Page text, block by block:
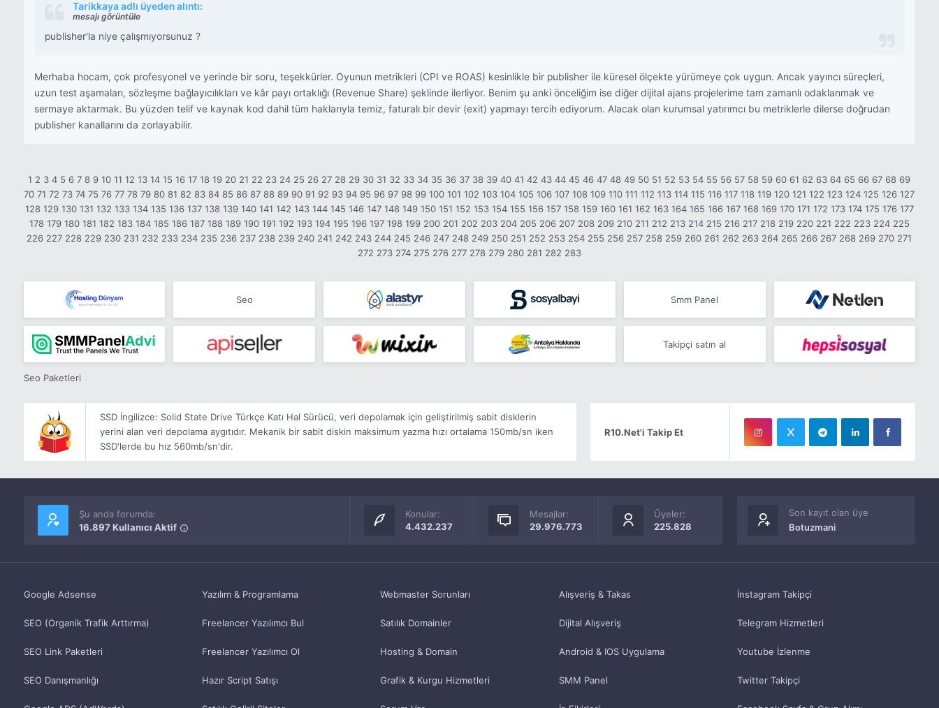
Tarikkaya adlı üyeden alıntı:
mesajı görüntüle
publisher'la niye çalışmıyorsunuz ?
Merhaba hocam, çok profesyonel ve yerinde bir soru, teşekkürler. Oyunun metrikleri (CPI ve ROAS) kesinlikle bir publisher ile küresel ölçekte yürümeye çok uygun. Ancak yayıncı süreçleri,
uzun test aşamaları, sözleşme bağlayıcılıkları ve kâr payı ortaklığı (Revenue Share) şeklinde ilerliyor. Benim şu anki önceliğim ise diğer dijital ajans projelerime tam zamanlı odaklanmak ve
sermaye aktarmak. Bu yüzden telif ve kaynak kod dahil tüm haklarıyla temiz, faturalı bir devir (exit) yapmayı tercih ediyorum. Alacak olan kurumsal yatırımcı bu metriklerle dilerse doğrudan
publisher kanallarını da zorlayabilir.
1 2 3 4 5 6 7 8 9 10 11 12 13 14 15 16 17 18 19 20 21 22 23 24 25 26 27 28 29 30 31 32 33 34 35 36 37 38 39 40 41 42 43 44 45 46 47 48 49 50 51 52 53 54 55 56 57 58 59 60 61 62 63 64 65 66 67 68 69
70 71 72 73 74 75 76 77 78 79 80 81 82 83 84 85 86 87 88 89 90 91 92 93 94 95 96 97 98 99 100 101 102 103 104 105 106 107 108 109 110 111 112 113 114 115 116 117 118 119 120 121 122 123 124 125 126 127
128 129 130 131 132 133 134 135 136 137 138 139 140 141 142 143 144 145 146 147 148 149 150 151 152 153 154 155 156 157 158 159 160 161 162 163 164 165 166 167 168 169 170 171 172 173 174 175 176 177
178 179 180 181 182 183 184 185 186 187 188 189 190 191 192 193 194 195 196 197 198 199 200 201 202 203 204 205 206 207 208 209 210 211 212 213 214 215 216 217 218 219 220 221 222 223 224 225
226 227 228 229 230 231 232 233 234 235 236 237 238 239 240 241 242 243 244 245 246 247 248 249 250 251 252 253 254 255 256 257 258 259 260 261 262 263 264 265 266 267 268 269 270 271
272 273 274 275 276 277 278 279 280 281 282 283
Seo Smm Panel
Takipçi satın al
Seo Paketleri
SSD İngilizce: Solid State Drive Türkçe Katı Hal Sürücü, veri depolamak için geliştirilmiş sabit disklerin
yerini alan veri depolama aygıtıdır. Mekanik bir sabit diskin maksimum yazma hızı ortalama 150mb/sn iken
SSD'lerde bu hız 560mb/sn'dir.
R10.Net'i Takip Et
Şu anda forumda:
16.897 Kullanıcı Aktif
Konular:
4.432.237
Mesajlar:
29.976.773
Üyeler:
225.828
Son kayıt olan üye
Botuzmani
Google Adsense
SEO (Organik Trafik Arttırma)
SEO Link Paketleri
SEO Danışmanlığı
Yazılım & Programlama
Freelancer Yazılımcı Bul
Freelancer Yazılımcı Ol
Hazır Script Satışı
Webmaster Sorunları
Satılık Domainler
Hosting & Domain
Grafik & Kurgu Hizmetleri
Alışveriş & Takas
Dijital Alışveriş
Android & IOS Uygulama
SMM Panel
İnstagram Takipçi
Telegram Hizmetleri
Youtube İzlenme
Twitter Takipçi